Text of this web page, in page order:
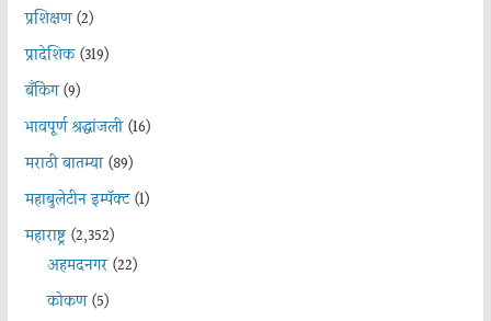
प्रशिक्षण(2)
प्रादेशिक(319)
बँकिंग(9)
भावपूर्ण श्रद्धांजली(16)
मराठी बातम्या(89)
महाबुलेटीन इम्पॅक्ट(1)
महाराष्ट्र(2,352)
अहमदनगर(22)
कोकण(5)